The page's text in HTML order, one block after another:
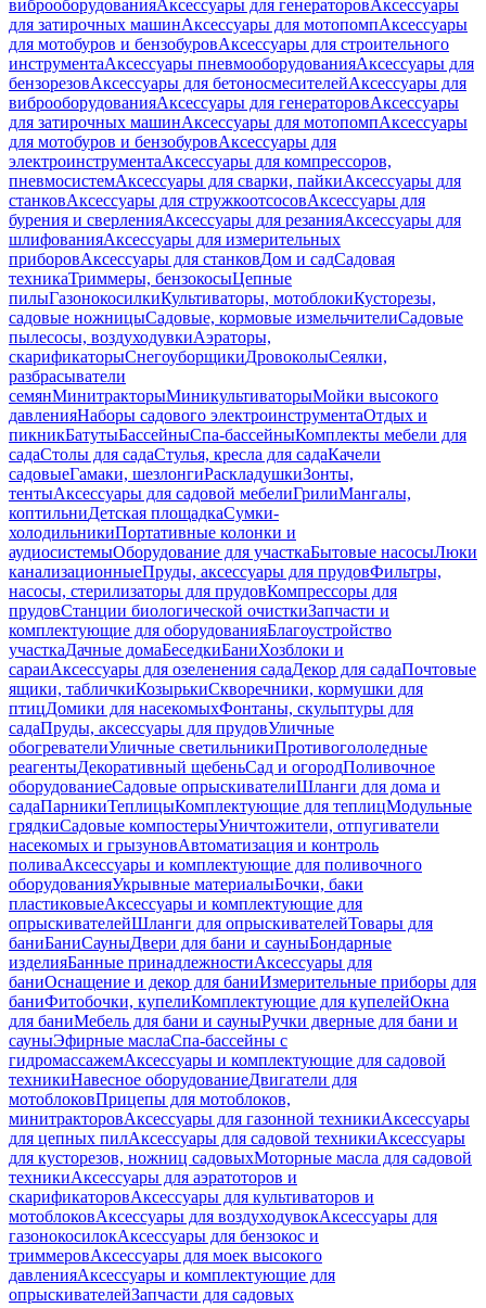
виброоборудованияАксессуары для генераторовАксессуары
для затирочных машинАксессуары для мотопомпАксессуары
для мотобуров и бензобуровАксессуары для строительного
инструментаАксессуары пневмооборудованияАксессуары для
бензорезовАксессуары для бетоносмесителейАксессуары для
виброоборудованияАксессуары для генераторовАксессуары
для затирочных машинАксессуары для мотопомпАксессуары
для мотобуров и бензобуровАксессуары для
электроинструментаАксессуары для компрессоров,
пневмосистемАксессуары для сварки, пайкиАксессуары для
станковАксессуары для стружкоотсосовАксессуары для
бурения и сверленияАксессуары для резанияАксессуары для
шлифованияАксессуары для измерительных
приборовАксессуары для станковДом и садСадовая
техникаТриммеры, бензокосыЦепные
пилыГазонокосилкиКультиваторы, мотоблокиКусторезы,
садовые ножницыСадовые, кормовые измельчителиСадовые
пылесосы, воздуходувкиАэраторы,
скарификаторыСнегоуборщикиДровоколыСеялки,
разбрасыватели
семянМинитракторыМиникультиваторыМойки высокого
давленияНаборы садового электроинструментаОтдых и
пикникБатутыБассейныСпа-бассейныКомплекты мебели для
садаСтолы для садаСтулья, кресла для садаКачели
садовыеГамаки, шезлонгиРаскладушкиЗонты,
тентыАксессуары для садовой мебелиГрилиМангалы,
коптильниДетская площадкаСумки-
холодильникиПортативные колонки и
аудиосистемыОборудование для участкаБытовые насосыЛюки
канализационныеПруды, аксессуары для прудовФильтры,
насосы, стерилизаторы для прудовКомпрессоры для
прудовСтанции биологической очисткиЗапчасти и
комплектующие для оборудованияБлагоустройство
участкаДачные домаБеседкиБаниХозблоки и
сараиАксессуары для озеленения садаДекор для садаПочтовые
ящики, табличкиКозырькиСкворечники, кормушки для
птицДомики для насекомыхФонтаны, скульптуры для
садаПруды, аксессуары для прудовУличные
обогревателиУличные светильникиПротивогололедные
реагентыДекоративный щебеньСад и огородПоливочное
оборудованиеСадовые опрыскивателиШланги для дома и
садаПарникиТеплицыКомплектующие для теплицМодульные
грядкиСадовые компостерыУничтожители, отпугиватели
насекомых и грызуновАвтоматизация и контроль
поливаАксессуары и комплектующие для поливочного
оборудованияУкрывные материалыБочки, баки
пластиковыеАксессуары и комплектующие для
опрыскивателейШланги для опрыскивателейТовары для
баниБаниСауныДвери для бани и сауныБондарные
изделияБанные принадлежностиАксессуары для
баниОснащение и декор для баниИзмерительные приборы для
баниФитобочки, купелиКомплектующие для купелейОкна
для баниМебель для бани и сауныРучки дверные для бани и
сауныЭфирные маслаСпа-бассейны с
гидромассажемАксессуары и комплектующие для садовой
техникиНавесное оборудованиеДвигатели для
мотоблоковПрицепы для мотоблоков,
минитракторовАксессуары для газонной техникиАксессуары
для цепных пилАксессуары для садовой техникиАксессуары
для кусторезов, ножниц садовыхМоторные масла для садовой
техникиАксессуары для аэратоторов и
скарификаторовАксессуары для культиваторов и
мотоблоковАксессуары для воздуходувокАксессуары для
газонокосилокАксессуары для бензокос и
триммеровАксессуары для моек высокого
давленияАксессуары и комплектующие для
опрыскивателейЗапчасти для садовых